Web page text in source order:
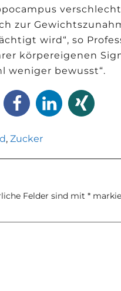
zur
wird“, so
körpereigenen
weniger bewusst“.
,Zucker
Felder sind mit*